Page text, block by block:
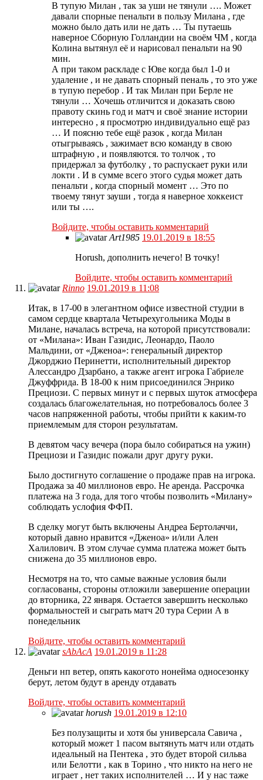
В тупую Милан , так за уши не тянули …. Может
давали спорные пенальти в пользу Милана , где
можно было дать или не дать … Ты путаешь
наверное Сборную Голландии на своём ЧМ , когда
Колина вытянул её и нарисовал пенальти на 90
мин.
А при таком раскладе с Юве когда был 1-0 и
удаление , и не давать спорный пеналь , то это уже
в тупую перебор . И так Милан при Берле не
тянули … Хочешь отличится и доказать свою
правоту скинь год и матч и своё знание истории
интересно , я просмотрю индивидуально ещё раз
… И поясню тебе ещё разок , когда Милан
отыгрываясь , зажимает всю команду в свою
штрафную , и появляются. то толчок , то
придержал за футболку , то распускает руки или
локти . И в сумме всего этого судья может дать
пенальти , когда спорный момент … Это по
твоему тянут зауши , тогда я наверное хоккеист
или ты ….
Войдите, чтобы оставить комментарий
Art1985 19.01.2019 в 18:55
Horush, дополнить нечего! В точку!
Войдите, чтобы оставить комментарий
Rinno 19.01.2019 в 11:08
Итак, в 17-00 в элегантном офисе известной студии в
самом сердце квартала Четырехугольника Моды в
Милане, началась встреча, на которой присутствовали:
от «Милана»: Иван Газидис, Леонардо, Паоло
Мальдини, от «Дженоа»: генеральный директор
Джорджио Перинетти, исполнительный директор
Алессандро Дзарбано, а также агент игрока Габриеле
Джуффрида. В 18-00 к ним присоединился Энрико
Прециози. С первых минут и с первых шуток атмосфера
создалась благожелательная, но потребовалось более 3
часов напряженной работы, чтобы прийти к каким-то
приемлемым для сторон результатам.
В девятом часу вечера (пора было собираться на ужин)
Прециози и Газидис пожали друг другу руки.
Было достигнуто соглашение о продаже прав на игрока.
Продажа за 40 миллионов евро. Не аренда. Рассрочка
платежа на 3 года, для того чтобы позволить «Милану»
соблюдать услофия ФФП.
В сделку могут быть включены Андреа Бертолаччи,
который давно нравится «Дженоа» и/или Ален
Халилович. В этом случае сумма платежа может быть
снижена до 35 миллионов евро.
Несмотря на то, что самые важные условия были
согласованы, стороны отложили завершение операции
до вторника, 22 января. Остается завершить несколько
формальностей и сыграть матч 20 тура Серии А в
понедельник
Войдите, чтобы оставить комментарий
sAbAcA 19.01.2019 в 11:28
Деньги нп ветер, опять какогото нонейма односезонку
берут, летом будут в аренду отдавать
Войдите, чтобы оставить комментарий
horush 19.01.2019 в 12:10
Без полузащиты и хотя бы универсала Савича ,
который может 1 пасом вытянуть матч или отдать
идеальный на Пентека , это будет второй сильва
или Белотти , как в Торино , что никто на него не
играет , нет таких исполнителей … И у нас таже